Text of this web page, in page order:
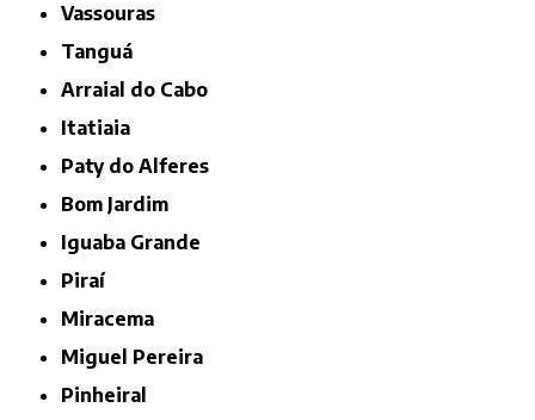
Vassouras
Tanguá
Arraial do Cabo
Itatiaia
Paty do Alferes
Bom Jardim
Iguaba Grande
Piraí
Miracema
Miguel Pereira
Pinheiral